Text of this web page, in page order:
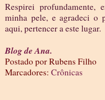
Respirei profundamente,
minha pele, e agradeci o
aqui, pertencer a este lugar.
Blog de Ana.
Postado porRubens Filho
Marcadores: Crônicas